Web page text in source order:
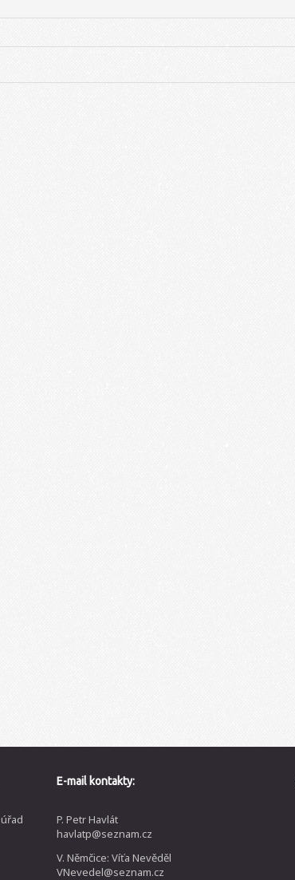
E-mail kontakty:
P. Petr Havlát
havlatp@seznam.cz
V. Němčice: Víťa Nevěděl
VNevedel@seznam.cz